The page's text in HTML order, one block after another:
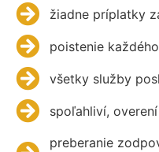
žiadne príplatky
poistenie
všetky služby
spoľahliví,
preberanie